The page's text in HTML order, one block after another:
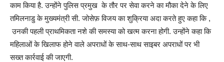
काम किया है. उन्होंने पुलिस प्रमुख के तौर पर सेवा करने का मौका देने के लिए
तमिलनाडु के मुख्यमंत्री सी. जोसेफ़ विजय का शुक्रिया अदा करते हुए कहा कि ,
उनकी पहली प्राथमिकता नशे की समस्या को खत्म करना होगी. उन्होंने कहा कि
महिलाओं के खिलाफ होने वाले अपराधों के साथ-साथ साइबर अपराधों पर भी
सख्त कार्रवाई की जाएगी.